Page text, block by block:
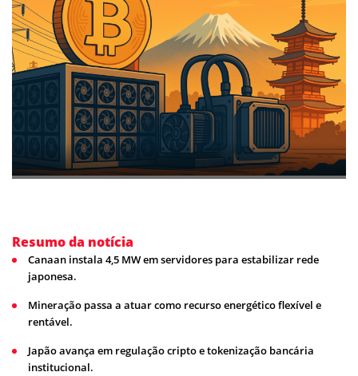
Resumo da notícia
Canaan instala 4,5 MW em servidores para estabilizar rede
japonesa.
Mineração passa a atuar como recurso energético flexível e
rentável.
Japão avança em regulação cripto e tokenização bancária
institucional.